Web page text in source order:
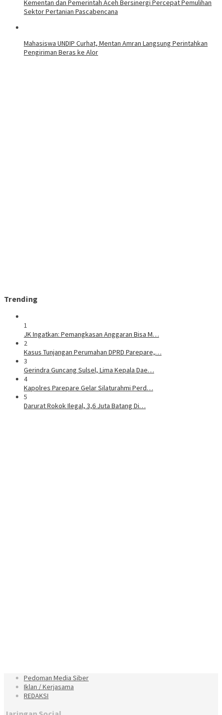
Kementan dan Pemerintah Aceh Bersinergi Percepat Pemulihan
Sektor Pertanian Pascabencana
Mahasiswa UNDIP Curhat, Mentan Amran Langsung Perintahkan
Pengiriman Beras ke Alor
Trending
1
JK Ingatkan: Pemangkasan Anggaran Bisa M…
2
Kasus Tunjangan Perumahan DPRD Parepare,…
3
Gerindra Guncang Sulsel, Lima Kepala Dae…
4
Kapolres Parepare Gelar Silaturahmi Perd…
5
Darurat Rokok Ilegal, 3,6 Juta Batang Di…
Pedoman Media Siber
Iklan / Kerjasama
REDAKSI